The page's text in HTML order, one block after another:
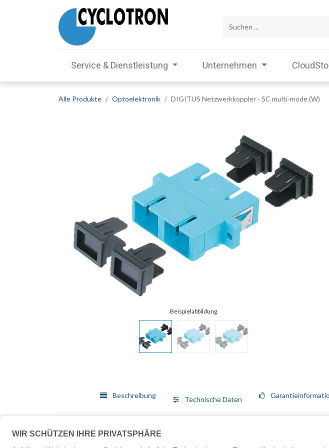
Service & Dienstleistung Unternehmen
Alle Produkte Optoelektronik DIGITUS Netzwerkkoppler - SC multi-mode (W)
Beschreibung Technische Daten
die präzise Fertigung, garantieren die Kupplungen optimale Leistung und